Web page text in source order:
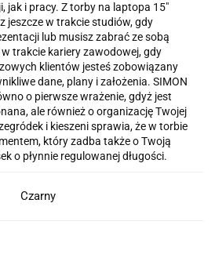
jak i pracy. Z torby na laptopa 15"
jeszcze w trakcie studiów, gdy
lub musisz zabrać ze sobą
trakcie kariery zawodowej, gdy
klientów jesteś zobowiązany
dane, plany i założenia. SIMON
o pierwsze wrażenie, gdyż jest
ale również o organizację Twojej
i kieszeni sprawia, że w torbie
który zadba także o Twoją
o płynnie regulowanej długości.
Czarny